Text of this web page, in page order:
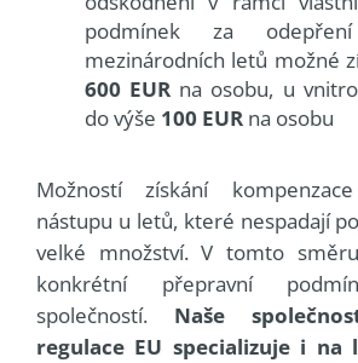
podmínek za
mezinárodních letů možné
600 EUR na osobu, u
do výše 100 EUR na osobu
Možností získání
nástupu u letů, které nespadají
velké množství. V tomto
konkrétní přepravní
společností. Naše
regulace EU specializuje i na